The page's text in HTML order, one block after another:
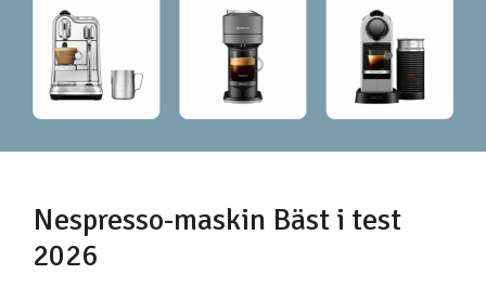
Nespresso-maskin Bäst i test
2026